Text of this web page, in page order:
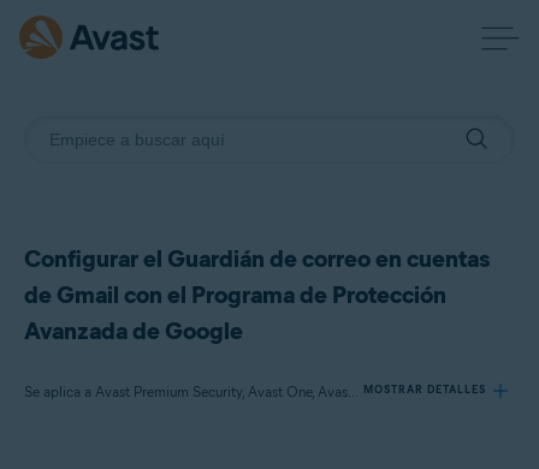
Configurar el Guardián de correo en cuentas
de Gmail con el Programa de Protección
Avanzada de Google
Se aplica a Avast Premium Security, Avast One, Avast Mobile Security Premium MOSTRAR DETALLES